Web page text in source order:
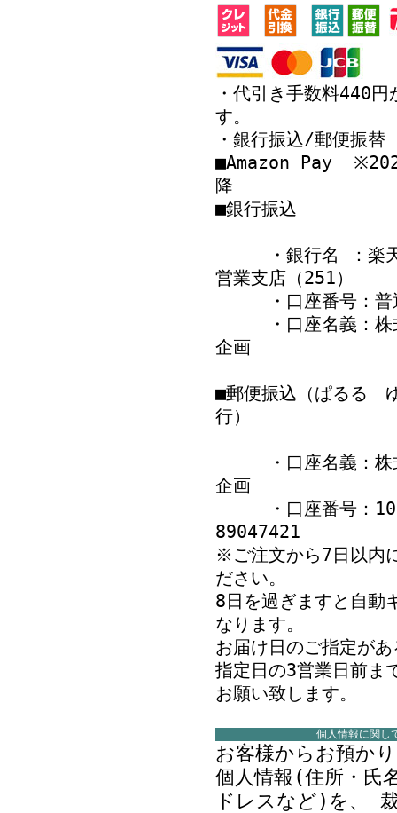
・代引き手数料440円
す。
・銀行振込/郵便振替
■Amazon Pay
降
■銀行振込
・銀行名 ：楽
営業支店（251）
・口座番号：普
・口座名義：株
企画
■郵便振込（ぱるる
行）
・口座名義：株
企画
・口座番号：
89047421
※ご注文から7日以内
ださい。
8日を過ぎますと自動
なります。
お届け日のご指定が
指定日の3営業日前ま
お願い致します。
個人情報に関し
お客様からお預か
個人情報(住所・氏
ドレスなど)を、